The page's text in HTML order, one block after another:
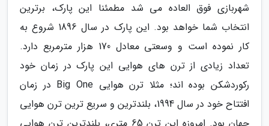
شهربازی فوق العاده می شد مطمئنا این پارک، برترین
انتخاب شما خواهد بود. این پارک در سال 1896 شروع به
کار نموده است و وسعتی معادل 170 هزار مترمربع دارد.
تعداد زیادی از ترن های هوایی این پارک در زمان خود
رکوردشکن بوده اند؛ مثلا ترن هوایی Big One در زمان
افتتاح خود در سال 1994، بلندترین و سریع ترین ترن هوایی